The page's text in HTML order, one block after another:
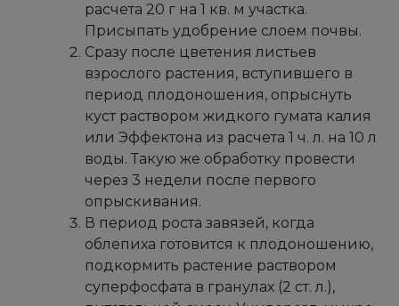
расчета 20 г на 1 кв. м участка.
Присыпать удобрение слоем почвы.
Сразу после цветения листьев
взрослого растения, вступившего в
период плодоношения, опрыснуть
куст раствором жидкого гумата калия
или Эффектона из расчета 1 ч. л. на 10 л
воды. Такую же обработку провести
через 3 недели после первого
опрыскивания.
В период роста завязей, когда
облепиха готовится к плодоношению,
подкормить растение раствором
суперфосфата в гранулах (2 ст. л.),